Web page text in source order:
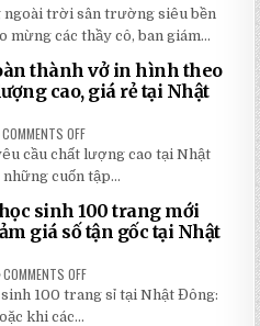
TIẾT
2026:
5
BÍ
MẬT
GIÚP
BẠN
TIẾT
KHI
LẮP
ĐẶT
TOP
5
LOẠI
DÙ
CHE
NẮNG
NGOÀI
TRỜI
BỀN
ĐÁNG
ĐẦU
NHẤT
2026
ngoài trời sân trường siêu bền
mừng các thầy cô, ban giám...
thành vở in hình theo
cao, giá rẻ tại Nhật
COMMENTS OFF
CHỈ
24H
ĐỂ
HOÀN
VỞ
IN
HÌNH
YÊU
CHẤT
LƯỢNG
cầu chất lượng cao tại Nhật
cuốn tập...
sinh 100 trang mới
giá số tận gốc tại Nhật
COMMENTS OFF
BẢNG
GIÁ
100 trang sỉ tại Nhật Đông:
khi các...